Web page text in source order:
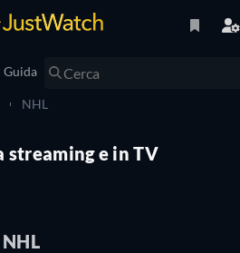
Guida
NHL
streaming e in TV
NHL